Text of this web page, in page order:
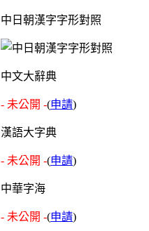
中日朝漢字字形對照
中文大辭典
- 未公開 -(申請)
漢語大字典
- 未公開 -(申請)
中華字海
- 未公開 -(申請)